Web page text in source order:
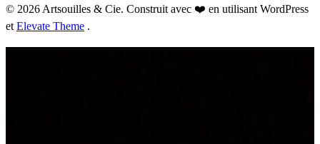
© 2026 Artsouilles & Cie. Construit avec ❤️ en utilisant WordPress
et Elevate Theme .